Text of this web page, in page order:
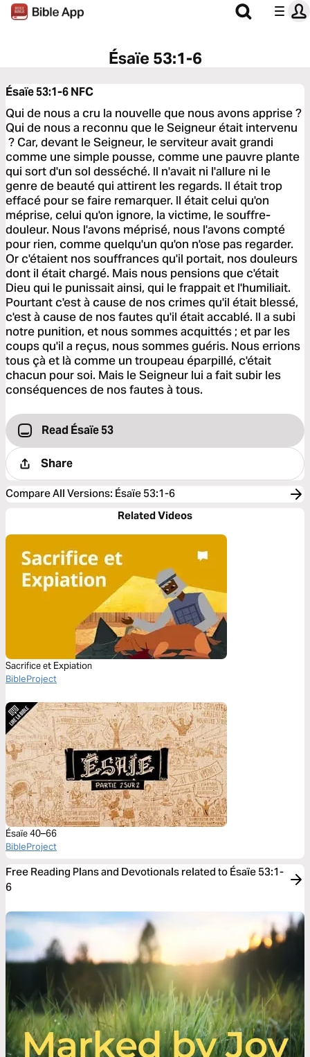
Ésaïe 53:1-6
Ésaïe 53:1-6NFC
Qui de nous a cru la nouvelle que nous avons apprise ?
Qui de nous a reconnu que le Seigneur était intervenu
? Car, devant le Seigneur, le serviteur avait grandi
comme une simple pousse, comme une pauvre plante
qui sort d'un sol desséché. Il n'avait ni l'allure ni le
genre de beauté qui attirent les regards. Il était trop
effacé pour se faire remarquer. Il était celui qu'on
méprise, celui qu'on ignore, la victime, le souffre-
douleur. Nous l'avons méprisé, nous l'avons compté
pour rien, comme quelqu'un qu'on n'ose pas regarder.
Or c'étaient nos souffrances qu'il portait, nos douleurs
dont il était chargé. Mais nous pensions que c'était
Dieu qui le punissait ainsi, qui le frappait et l'humiliait.
Pourtant c'est à cause de nos crimes qu'il était blessé,
c'est à cause de nos fautes qu'il était accablé. Il a subi
notre punition, et nous sommes acquittés ; et par les
coups qu'il a reçus, nous sommes guéris. Nous errions
tous çà et là comme un troupeau éparpillé, c'était
chacun pour soi. Mais le Seigneur lui a fait subir les
conséquences de nos fautes à tous.
Read Ésaïe 53
Share
Compare All Versions: Ésaïe 53:1-6
Related Videos
Sacrifice et Expiation
BibleProject
Ésaïe 40–66
BibleProject
Free Reading Plans and Devotionals related to Ésaïe 53:1-
6